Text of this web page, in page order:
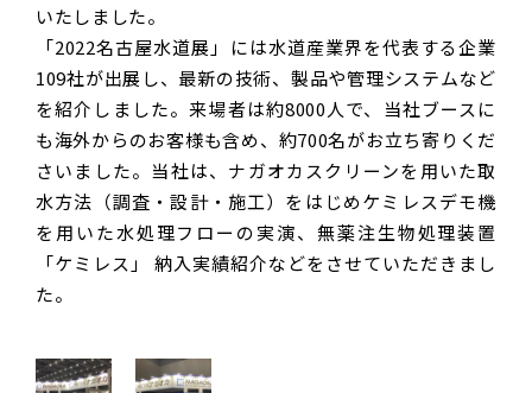
いたしました。
「2022名古屋水道展」には水道産業界を代表する企業
109社が出展し、最新の技術、製品や管理システムなど
を紹介しました。来場者は約8000人で、当社ブースに
も海外からのお客様も含め、約700名がお立ち寄りくだ
さいました。当社は、ナガオカスクリーンを用いた取
水方法（調査・設計・施工）をはじめケミレスデモ機
を用いた水処理フローの実演、無薬注生物処理装置
「ケミレス」 納入実績紹介などをさせていただきまし
た。